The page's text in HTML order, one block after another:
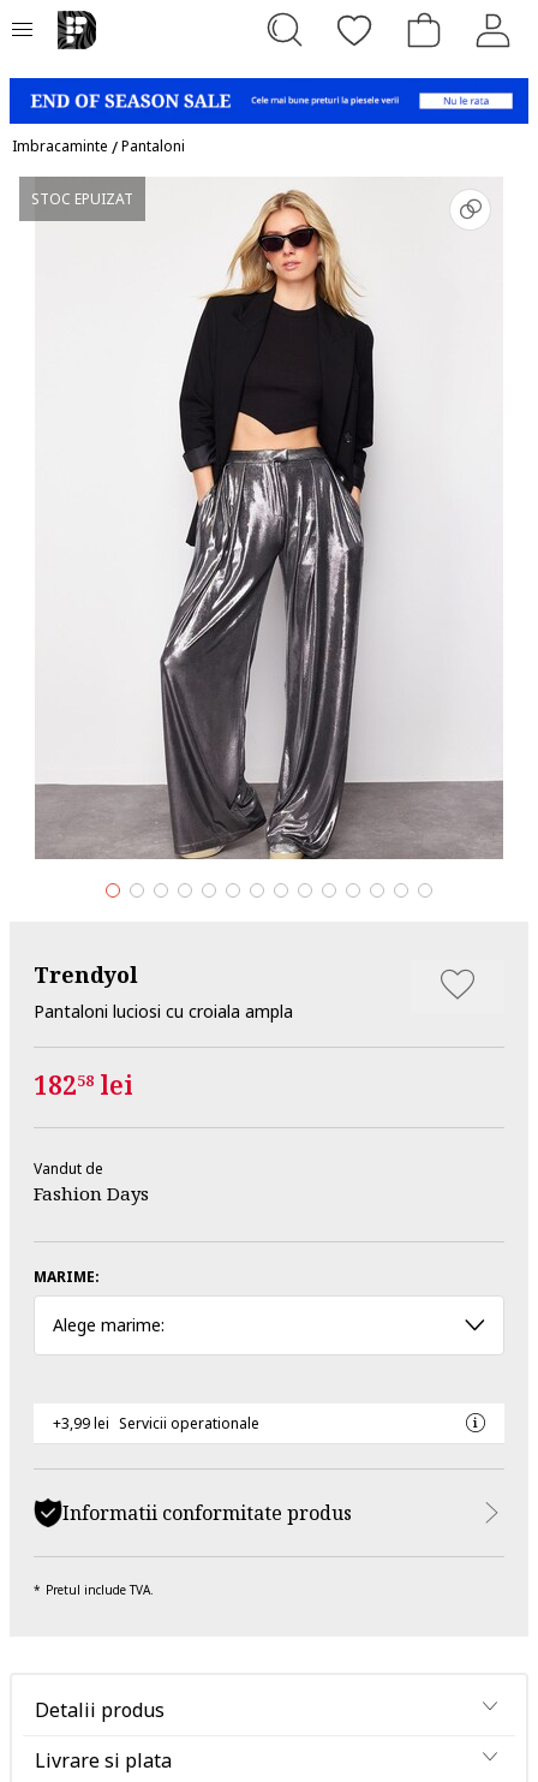
Imbracaminte /Pantaloni
STOC EPUIZAT
Trendyol
Pantaloni luciosi cu croiala ampla
18258 lei
Vandut de
Fashion Days
MARIME:
Alege marime:
+3,99 lei Servicii operationale
Informatii conformitate produs
Pretul include TVA.
Detalii produs
Livrare si plata